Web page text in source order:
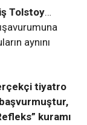
Tolstoy…
aynını
tiyatro
kuramı